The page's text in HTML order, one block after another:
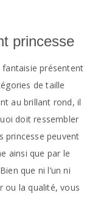
princesse
présentent
de taille
au brillant rond, il
doit ressembler
princesse peuvent
ainsi que par le
que ni l’un ni
ou la qualité, vous